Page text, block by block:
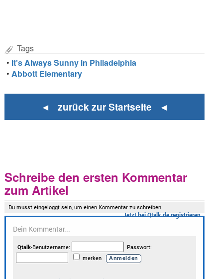
Tags
• It's Always Sunny in Philadelphia
•Abbott Elementary
◄ zurück zur Startseite ◄
Schreibe den ersten Kommentar
zum Artikel